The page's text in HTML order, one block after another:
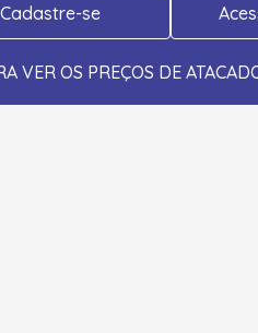
Cadastre-se
VER OS PREÇOS DE